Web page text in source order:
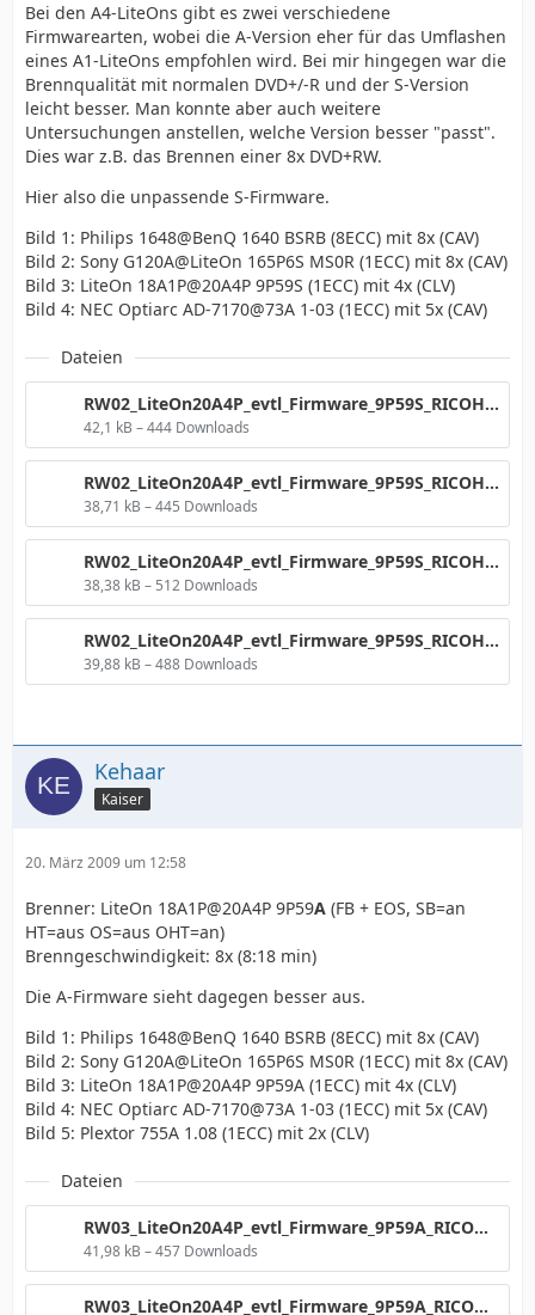
Bei den A4-LiteOns gibt es zwei verschiedene
Firmwarearten, wobei die A-Version eher für das Umflashen
eines A1-LiteOns empfohlen wird. Bei mir hingegen war die
Brennqualität mit normalen DVD+/-R und der S-Version
leicht besser. Man konnte aber auch weitere
Untersuchungen anstellen, welche Version besser "passt".
Dies war z.B. das Brennen einer 8x DVD+RW.
Hier also die unpassende S-Firmware.
Bild 1: Philips 1648@BenQ 1640 BSRB (8ECC) mit 8x (CAV)
Bild 2: Sony G120A@LiteOn 165P6S MS0R (1ECC) mit 8x (CAV)
Bild 3: LiteOn 18A1P@20A4P 9P59S (1ECC) mit 4x (CLV)
Bild 4: NEC Optiarc AD-7170@73A 1-03 (1ECC) mit 5x (CAV)
Dateien
RW02_LiteOn20A4P_evtl_Firmware_9P59S_RICOHJPN_W21_8x__Grafik__1640Nr2.png
42,1 kB – 444 Downloads
RW02_LiteOn20A4P_evtl_Firmware_9P59S_RICOHJPN_W21_8x__Grafik__LiteOn__1.png
38,71 kB – 445 Downloads
RW02_LiteOn20A4P_evtl_Firmware_9P59S_RICOHJPN_W21_8x__Grafik__LiteOn20A4P__4CLV.png
38,38 kB – 512 Downloads
RW02_LiteOn20A4P_evtl_Firmware_9P59S_RICOHJPN_W21_8x__Grafik__NEC.png
39,88 kB – 488 Downloads
Kehaar
Kaiser
20. März 2009 um 12:58
Brenner: LiteOn 18A1P@20A4P 9P59A (FB + EOS, SB=an
HT=aus OS=aus OHT=an)
Brenngeschwindigkeit: 8x (8:18 min)
Die A-Firmware sieht dagegen besser aus.
Bild 1: Philips 1648@BenQ 1640 BSRB (8ECC) mit 8x (CAV)
Bild 2: Sony G120A@LiteOn 165P6S MS0R (1ECC) mit 8x (CAV)
Bild 3: LiteOn 18A1P@20A4P 9P59A (1ECC) mit 4x (CLV)
Bild 4: NEC Optiarc AD-7170@73A 1-03 (1ECC) mit 5x (CAV)
Bild 5: Plextor 755A 1.08 (1ECC) mit 2x (CLV)
Dateien
RW03_LiteOn20A4P_evtl_Firmware_9P59A_RICOHJPN_W21_8x__Grafik__1640Nr2.png
41,98 kB – 457 Downloads
RW03_LiteOn20A4P_evtl_Firmware_9P59A_RICOHJPN_W21_8x__Grafik__LiteOn.png